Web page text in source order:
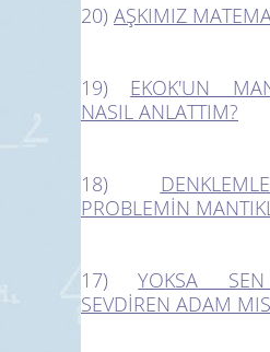
20) AŞKIMIZ
19) EKOK'UN
NASIL ANLATTIM?
18)
PROBLEMİN
17)YOKSA
SEVDİREN ADAM